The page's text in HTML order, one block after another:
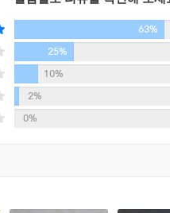
우주에 비하면 짧은 생을 살
자 궁극의 레시피와도 맞닿아
뀽뀽뀽뀽! 세로토닌 뿅뿅 터지
반니의 ‘궁극의 레시피’를 찾아
63%
25%
10%
2%
0%